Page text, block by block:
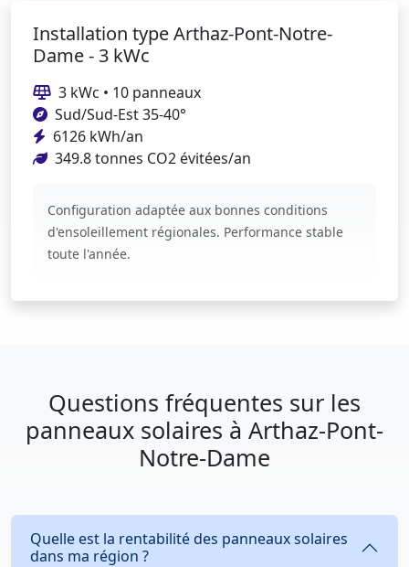
Installation type Arthaz-Pont-Notre-
Dame - 3 kWc
3 kWc • 10 panneaux
Sud/Sud-Est 35-40°
6126 kWh/an
349.8 tonnes CO2 évitées/an
Configuration adaptée aux bonnes conditions
d'ensoleillement régionales. Performance stable
toute l'année.
Questions fréquentes sur les
panneaux solaires à Arthaz-Pont-
Notre-Dame
Quelle est la rentabilité des panneaux solaires
dans ma région ?